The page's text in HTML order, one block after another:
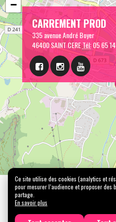
CARREMENT PROD
335 avenue André Boyer
46400 SAINT CERETél:05 65
−
Mentions légales
Tous droits réservés © 2026 |
N° SIRET : 489 153 718 00031 - APE :
Licence de spectacle 2ème catégorie
Ce site utilise des cookies (analytics et
pour mesurer l’audience et proposer des
partage.
En savoir plus